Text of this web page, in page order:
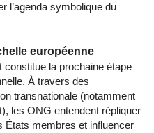
l’agenda symbolique du
européenne
constitue la prochaine étape
À travers des
transnationale (notamment
les ONG entendent répliquer
États membres et influencer